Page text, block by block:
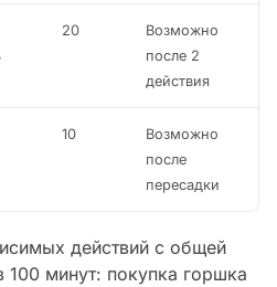
20
Возможно
после 2
действия
10
Возможно
после
пересадки
действий с общей
минут: покупка горшка